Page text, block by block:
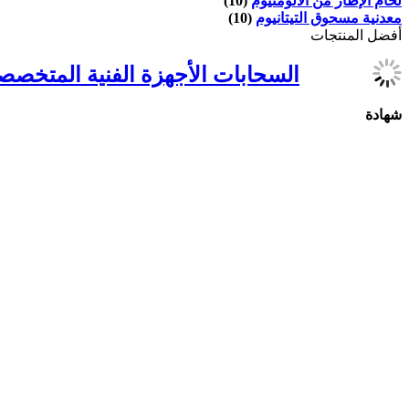
معدنية مسحوق التيتانيوم (10)
أفضل المنتجات
السحابات الأجهزة الفنية
شهادة